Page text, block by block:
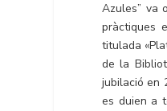
Azules” va
pràctiques
titulada
de la
jubilació en
es duien a